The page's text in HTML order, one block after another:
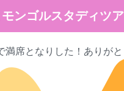
ンゴルスタディツ
満席となりした！ありが